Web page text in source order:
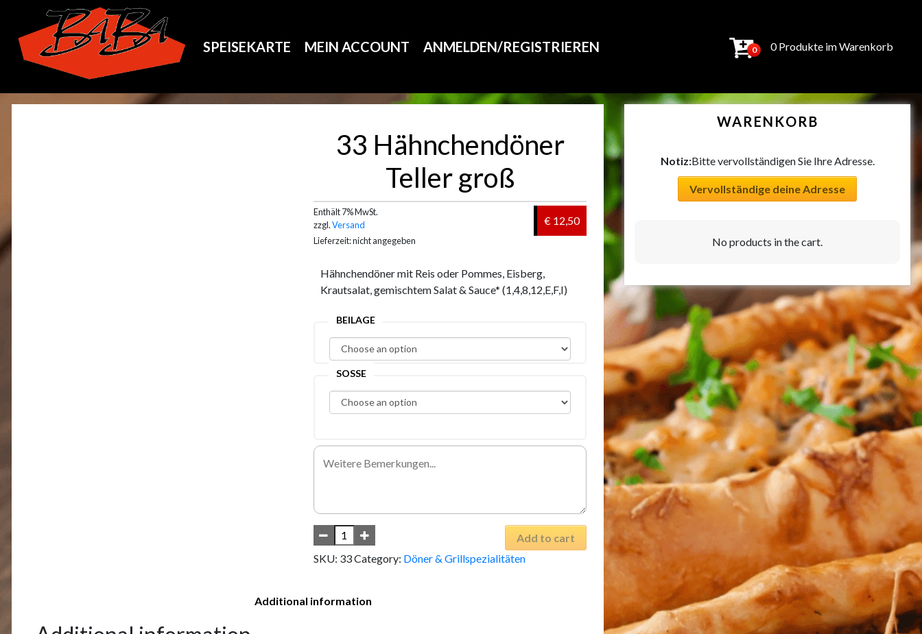
SPEISEKARTE MEIN ACCOUNT ANMELDEN/REGISTRIEREN 0 0 Produkte im Warenkorb
33 Hähnchendöner
Teller groß
€ 12,50
Enthält 7% MwSt.
zzgl.Versand
Lieferzeit: nicht angegeben
Hähnchendöner mit Reis oder Pommes, Eisberg,
Krautsalat, gemischtem Salat & Sauce* (1,4,8,12,E,F,I)
BEILAGE
SOSSE
Add to cart
SKU: 33Category: Döner & Grillspezialitäten
Additional information
WARENKORB
Notiz:Bitte vervollständigen Sie Ihre Adresse.
Vervollständige deine Adresse
No products in the cart.